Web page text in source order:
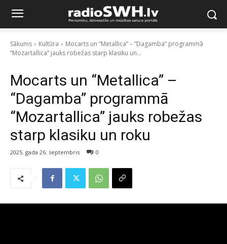
Sākums Kultūra
Mocarts un “Metallica” – “Dagamba” programmā
“Mozartallica” jauks robežas starp klasiku un...
Mocarts un “Metallica” –
“Dagamba” programmā
“Mozartallica” jauks robežas
starp klasiku un roku
2025. gada 26. septembris 0